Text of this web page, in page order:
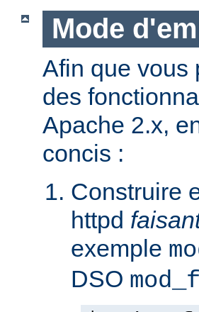
Mode
Afin que vous
des
Apache 2.x,
concis :
Construire
httpd
exemple
DSO